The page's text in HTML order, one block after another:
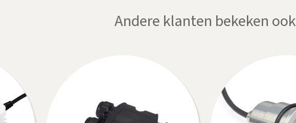
Andere klanten bekeken ook